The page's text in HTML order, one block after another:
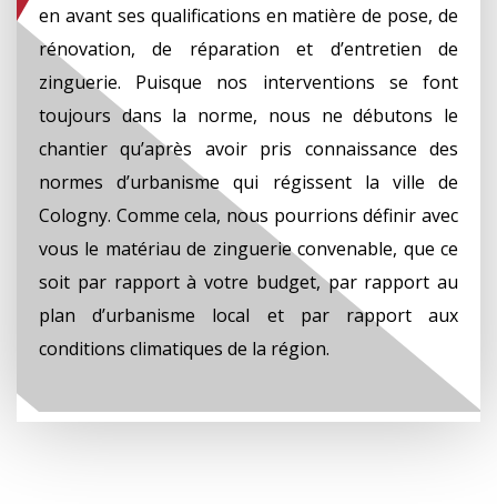
en avant ses qualifications en matière de pose, de
rénovation, de réparation et d’entretien de
zinguerie. Puisque nos interventions se font
toujours dans la norme, nous ne débutons le
chantier qu’après avoir pris connaissance des
normes d’urbanisme qui régissent la ville de
Cologny. Comme cela, nous pourrions définir avec
vous le matériau de zinguerie convenable, que ce
soit par rapport à votre budget, par rapport au
plan d’urbanisme local et par rapport aux
conditions climatiques de la région.